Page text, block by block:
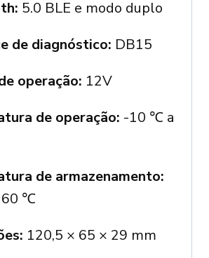
5.0 BLE e modo duplo
de diagnóstico: DB15
operação: 12V
de operação: -10 ℃ a
de armazenamento:
℃
120,5 × 65 × 29 mm